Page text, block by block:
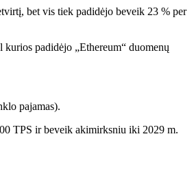
bet vis tiek padidėjo beveik 23 % per
padidėjo „Ethereum“ duomenų
pajamas).
TPS ir beveik akimirksniu iki 2029 m.